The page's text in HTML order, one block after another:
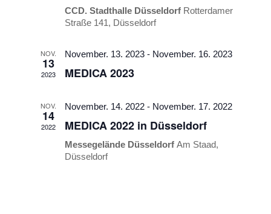
CCD. Stadthalle Düsseldorf Rotterdamer
Straße 141, Düsseldorf
NOV.
13
2023
November. 13. 2023 - November. 16. 2023
MEDICA 2023
NOV.
14
2022
November. 14. 2022 - November. 17. 2022
MEDICA 2022 in Düsseldorf
Messegelände DüsseldorfAm Staad,
Düsseldorf